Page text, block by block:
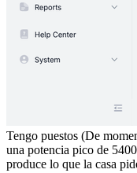
Tengo puestos (De
una potencia pico de
produce lo que la casa